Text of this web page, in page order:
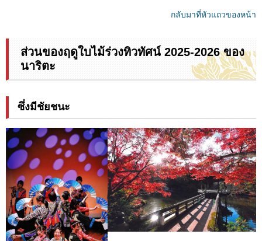
กลับมาที่หัวแถวของหน้า
ส่วนของฤดูใบไม้ร่วงทิวทัศน์ 2025-2026 ของ
นาริตะ
ซึ่งมีชัยชนะ